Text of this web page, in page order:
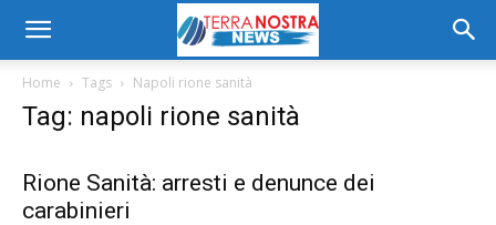
Home Tags Napoli rione sanità
Tag: napoli rione sanità
Rione Sanità: arresti e denunce dei
carabinieri